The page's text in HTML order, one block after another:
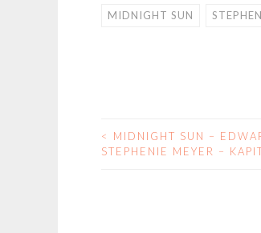
MIDNIGHT SUN
BEITRAGS-
<
MIDNIGHT SUN –
STEPHENIE MEYER –